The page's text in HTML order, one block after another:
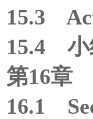
15.3
15.4 小
第16章
16.1